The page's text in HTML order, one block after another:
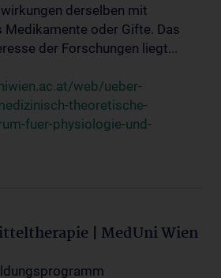
derselben mit
Medikamente oder Gifte. Das
der Forschungen liegt...
web/ueber-
theoretische-
fuer-physiologie-und-
| MedUni Wien